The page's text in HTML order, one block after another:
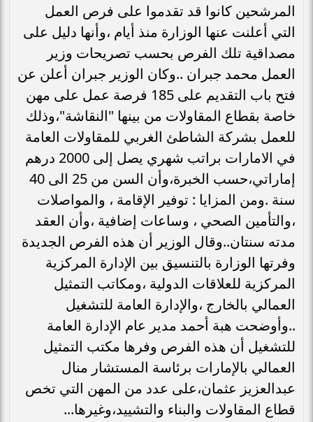
المرشحين كانوا قد تقدموا على فرص العمل
التي أعلنت عنها الوزارة منذ أيام ،وأنها دليل على
مصداقية تلك الفرص بحسب تصريحات وزير
العمل محمد جبران ..وكان الوزير جبران أعلن عن
فتح باب التقديم على 185 فرصة عمل على مهن
خاصة بقطاع المقاولات من بينها "النقاشة"،وذلك
للعمل بشركة الشاطئ الغربي للمقاولات العامة
في الامارات براتب شهري يصل إلى 2000 درهم
إماراتي،حسب الخبرة،وأن السن من 25 الى 40
سنة .ومن المزايا : توفير الإقامة ، والمواصلات
،والتأمين الصحي ، وساعات إضافية ،وأن العقد
مدته سنتان..وقال الوزير أن هذه الفرص الجديدة
وفرتها الوزارة بالتنسيق بين الإدارة المركزية
المركزية للعلاقات الدولية ،ومكاتب التمثيل
العمالي بالخارج ،والإدارة العامة للتشغيل
..وأوضحت هبة أحمد مدير عام الإدارة العامة
للتشغيل أن هذه الفرص وفرها مكتب التمثيل
العمالي بالإمارات برئاسة المستشار منال
عبدالعزيز عثمان،على عدد من المهن التي تخص
قطاع المقاولات والبناء والتشييد،وغيرها...